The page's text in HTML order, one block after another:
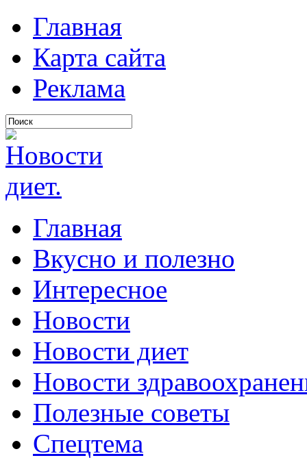
Главная
Карта сайта
Реклама
Главная
Вкусно и полезно
Интересное
Новости
Новости диет
Новости
Полезные советы
Спецтема